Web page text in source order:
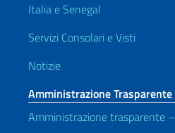
Italia e Senegal
Servizi Consolari e Visti
Notizie
Amministrazione Trasparente
Amministrazione trasparente